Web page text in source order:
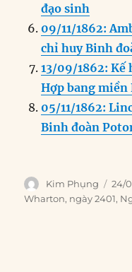
đạo sinh
09/11/1862:
chỉ huy Binh
13/09/1862: Kế
Hợp bang miền
05/11/1862:
Binh đoàn
Author
Kim Phụng
on
24/
Wharton, ngày 2401,